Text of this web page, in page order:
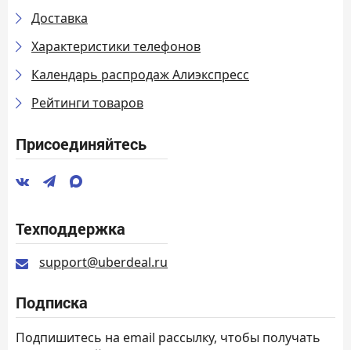
Доставка
Характеристики телефонов
Календарь распродаж Алиэкспресс
Рейтинги товаров
Присоединяйтесь
Техподдержка
support@uberdeal.ru
Подписка
Подпишитесь на email рассылку, чтобы получать